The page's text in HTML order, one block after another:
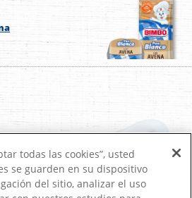
todas las cookies”, usted
se guarden en su dispositivo
del sitio, analizar el uso